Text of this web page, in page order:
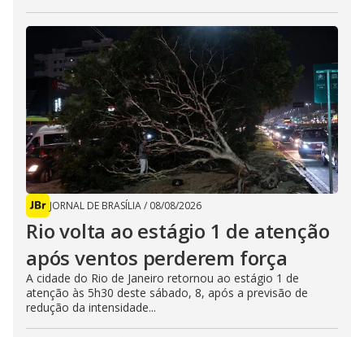
JORNAL DE BRASÍLIA/ 08/08/2026
Rio volta ao estágio 1 de atenção
após ventos perderem força
A cidade do Rio de Janeiro retornou ao estágio 1 de
atenção às 5h30 deste sábado, 8, após a previsão de
redução da intensidade...